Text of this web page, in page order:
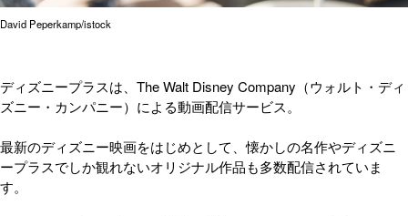
David Peperkamp/istock
ディズニープラスは、The Walt Disney Company（ウォルト・ディ
ズニー・カンパニー）による動画配信サービス。
最新のディズニー映画をはじめとして、懐かしの名作やディズニ
ープラスでしか観れないオリジナル作品も多数配信されていま
す。